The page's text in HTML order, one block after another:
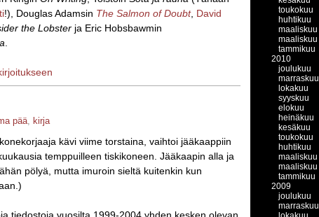
!), Douglas Adamsin The Salmon of Doubt, David
the Lobster ja Eric Hobsbawmin
pää, kirja
kävi viime torstaina, vaihtoi jääkaappiin
temppuilleen tiskikoneen. Jääkaapin alla ja
pölyä, mutta imuroin sieltä kuitenkin kun
toukokuu
huhtikuu
maaliskuu
maaliskuu
tammikuu
2010
joulukuu
marraskuu
lokakuu
syyskuu
elokuu
heinäkuu
kesäkuu
toukokuu
huhtikuu
maaliskuu
maaliskuu
tammikuu
2009
joulukuu
marraskuu